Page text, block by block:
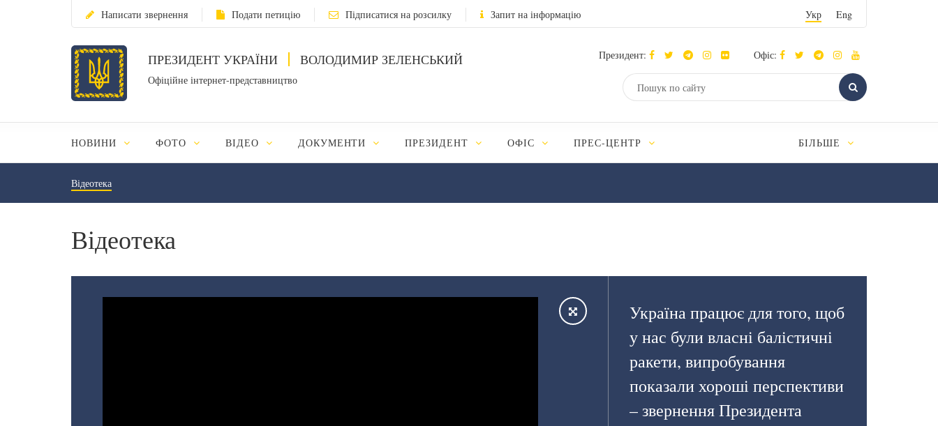
Написати звернення Подати петицію Підписатися на розсилку Запит на інформацію Укр Eng
ПРЕЗИДЕНТ УКРАЇНИ ВОЛОДИМИР ЗЕЛЕНСЬКИЙ
Офіційне інтернет-представництво
Президент: Офіс:
НОВИНИ ФОТО ВІДЕО ДОКУМЕНТИ ПРЕЗИДЕНТ ОФІС ПРЕС-ЦЕНТР БІЛЬШЕ
Відеотека
Відеотека
Україна працює для того, щоб
у нас були власні балістичні
ракети, випробування
показали хороші перспективи
– звернення Президента